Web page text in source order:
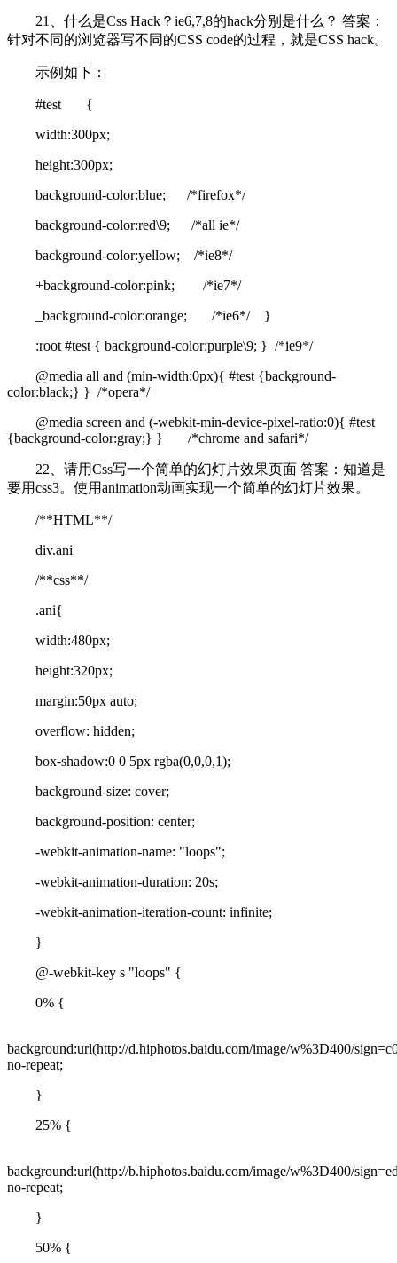
21、什么是Css Hack？ie6,7,8的hack分别是什么？ 答案：
针对不同的浏览器写不同的CSS code的过程，就是CSS hack。
示例如下：
#test {
width:300px;
height:300px;
background-color:blue; /*firefox*/
background-color:red\9; /*all ie*/
background-color:yellow; /*ie8*/
+background-color:pink; /*ie7*/
_background-color:orange; /*ie6*/ }
:root #test { background-color:purple\9; } /*ie9*/
@media all and (min-width:0px){ #test {background-
color:black;} } /*opera*/
@media screen and (-webkit-min-device-pixel-ratio:0){ #test
{background-color:gray;} } /*chrome and safari*/
22、请用Css写一个简单的幻灯片效果页面 答案：知道是
要用css3。使用animation动画实现一个简单的幻灯片效果。
/**HTML**/
div.ani
/**css**/
.ani{
width:480px;
height:320px;
margin:50px auto;
overflow: hidden;
box-shadow:0 0 5px rgba(0,0,0,1);
background-size: cover;
background-position: center;
-webkit-animation-name: "loops";
-webkit-animation-duration: 20s;
-webkit-animation-iteration-count: infinite;
}
@-webkit-key s "loops" {
0% {
background:url(http://d.hiphotos.baidu.com/image/w%3D400/
no-repeat;
}
25% {
background:url(http://b.hiphotos.baidu.com/image/w%3D400/
no-repeat;
}
50% {